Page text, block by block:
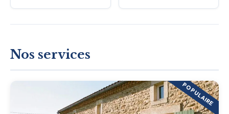
Nos services
POPULAIRE